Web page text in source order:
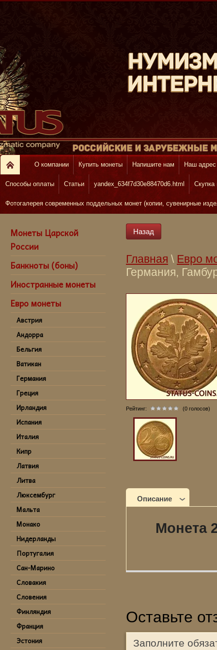
О компании Купить монеты Напишите нам Наш адрес
Способы оплаты Статьи yandex_634f7d30e88470d6.html Скупка
Фотогалерея современных поддельных монет (копии, сувенирные
Монеты Царской
России
Банкноты (боны)
Иностранные монеты
Евро монеты
Австрия
Андорра
Бельгия
Ватикан
Германия
Греция
Ирландия
Испания
Италия
Кипр
Латвия
Литва
Люксембург
Мальта
Монако
Нидерланды
Португалия
Сан-Марино
Словакия
Словения
Финляндия
Франция
Эстония
Назад
Главная \ Евро
Германия,
god Germaniya
Рейтинг: (0 голосов)
Описание
Монета
Оставьте
Заполните